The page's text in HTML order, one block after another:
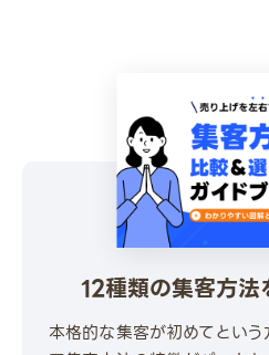
12種類の集客方法
本格的な集客が初めてとい